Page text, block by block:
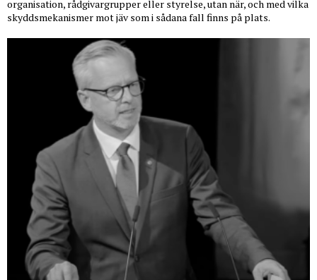
organisation, rådgivargrupper eller styrelse, utan när, och med vilka
skyddsmekanismer mot jäv som i sådana fall finns på plats.